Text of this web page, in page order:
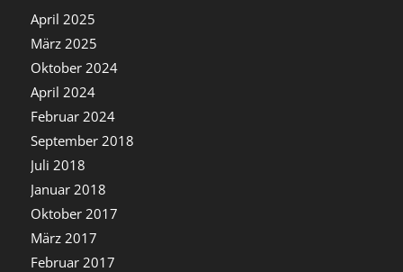
April 2025
März 2025
Oktober 2024
April 2024
Februar 2024
September 2018
Juli 2018
Januar 2018
Oktober 2017
März 2017
Februar 2017